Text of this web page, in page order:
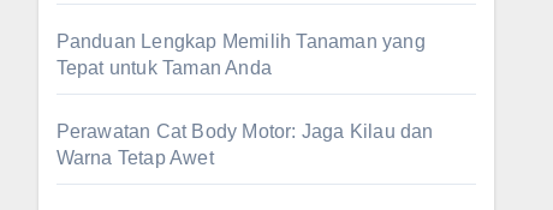
Panduan Lengkap Memilih Tanaman yang
Tepat untuk Taman Anda
Perawatan Cat Body Motor: Jaga Kilau dan
Warna Tetap Awet